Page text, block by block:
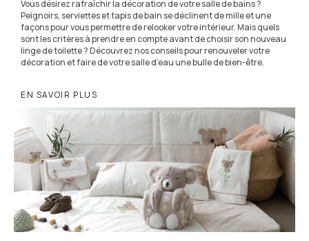
Vous désirez rafraîchir la décoration de votre salle de bains ?
Peignoirs, serviettes et tapis de bain se déclinent de mille et une
façons pour vous permettre de relooker votre intérieur. Mais quels
sont les critères à prendre en compte avant de choisir son nouveau
linge de toilette ? Découvrez nos conseils pour renouveler votre
décoration et faire de votre salle d’eau une bulle de bien-être.
EN SAVOIR PLUS